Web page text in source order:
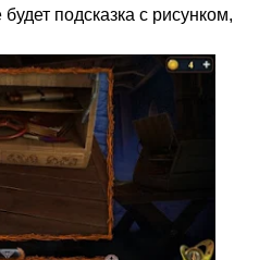
подсказка с рисунком,